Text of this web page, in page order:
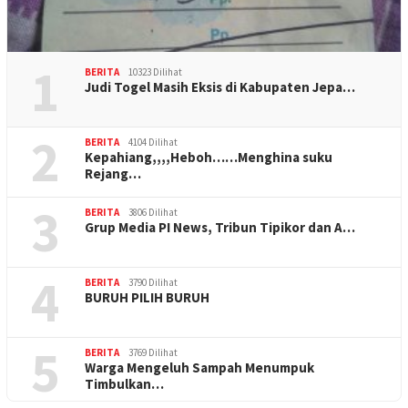
1 BERITA 10323 Dilihat
Judi Togel Masih Eksis di Kabupaten Jepa…
2 BERITA 4104 Dilihat
Kepahiang,,,,Heboh……Menghina suku
Rejang…
3 BERITA 3806 Dilihat
Grup Media PI News, Tribun Tipikor dan A…
4 BERITA 3790 Dilihat
BURUH PILIH BURUH
5 BERITA 3769 Dilihat
Warga Mengeluh Sampah Menumpuk
Timbulkan…